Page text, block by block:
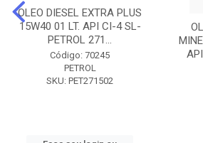
OLEO DIESEL EXTRA PLUS
15W40 01 LT. API CI-4 SL-
PETROL 271...
Código: 70245
PETROL
SKU: PET271502